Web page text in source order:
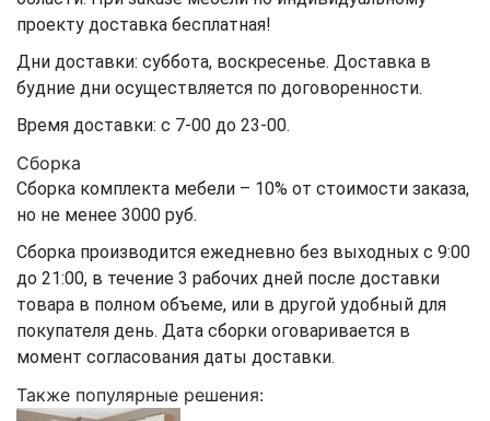
проекту доставка бесплатная!
Дни доставки: суббота, воскресенье. Доставка в
будние дни осуществляется по договоренности.
Время доставки: с 7-00 до 23-00.
Сборка
Сборка комплекта мебели – 10% от стоимости заказа,
но не менее 3000 руб.
Сборка производится ежедневно без выходных с 9:00
до 21:00, в течение 3 рабочих дней после доставки
товара в полном объеме, или в другой удобный для
покупателя день. Дата сборки оговаривается в
момент согласования даты доставки.
Также популярные решения: